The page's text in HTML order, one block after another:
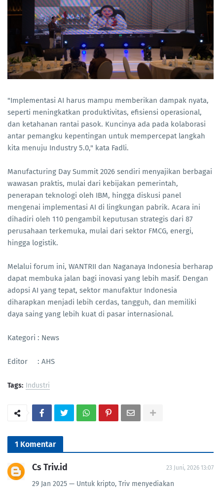
"Implementasi AI harus mampu memberikan dampak nyata,
seperti meningkatkan produktivitas, efisiensi operasional,
dan ketahanan rantai pasok. Kuncinya ada pada kolaborasi
antar pemangku kepentingan untuk mempercepat langkah
kita menuju Industry 5.0," kata Fadli.
Manufacturing Day Summit 2026 sendiri menyajikan berbagai
wawasan praktis, mulai dari kebijakan pemerintah,
penerapan teknologi oleh IBM, hingga diskusi panel
mengenai implementasi AI di lingkungan pabrik. Acara ini
dihadiri oleh 110 pengambil keputusan strategis dari 87
perusahaan terkemuka, mulai dari sektor FMCG, energi,
hingga logistik.
Melalui forum ini, WANTRII dan Naganaya Indonesia berharap
dapat membuka jalan bagi inovasi yang lebih masif. Dengan
adopsi AI yang tepat, sektor manufaktur Indonesia
diharapkan menjadi lebih cerdas, tangguh, dan memiliki
daya saing yang lebih kuat di pasar internasional.
Kategori : News
Editor : AHS
Tags: Industri
1 Komentar
Cs Triv.id 23 Juni, 2026 13:07
29 Jan 2025 — Untuk kripto, Triv menyediakan